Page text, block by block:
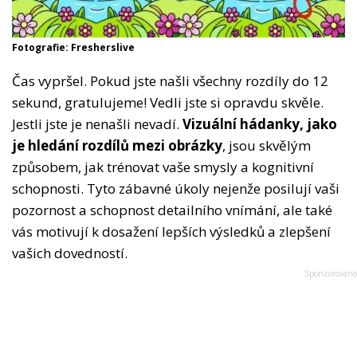
Fotografie: Fresherslive
Čas vypršel. Pokud jste našli všechny rozdíly do 12
sekund, gratulujeme! Vedli jste si opravdu skvěle.
Jestli jste je nenašli nevadí. Vizuální hádanky, jako
je hledání rozdílů mezi obrázky, jsou skvělým
způsobem, jak trénovat vaše smysly a kognitivní
schopnosti. Tyto zábavné úkoly nejenže posilují vaši
pozornost a schopnost detailního vnímání, ale také
vás motivují k dosažení lepších výsledků a zlepšení
vašich dovedností.